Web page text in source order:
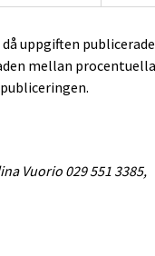
uppgiften
mellan
Vuorio 029 551 3385,